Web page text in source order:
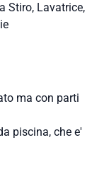
Stiro, Lavatrice,
ma con parti
piscina, che e'